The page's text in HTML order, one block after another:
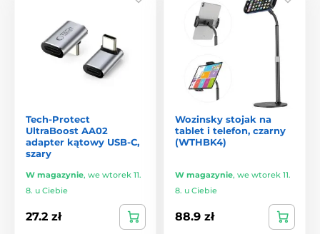
Tech-Protect
UltraBoost AA02
adapter kątowy USB-C,
szary
W magazynie, we wtorek 11.
8. u Ciebie
27.2 zł
Wozinsky stojak na
tablet i telefon, czarny
(WTHBK4)
W magazynie, we wtorek 11.
8. u Ciebie
88.9 zł